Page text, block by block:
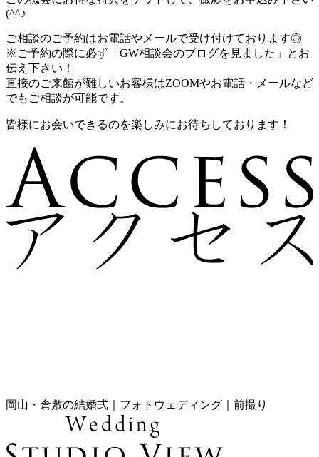
(^^♪
ご相談のご予約はお電話やメールで受け付けております◎
※ご予約の際に必ず「GW相談会のブログを見ました」とお
伝え下さい！
直接のご来館が難しいお客様はZOOMやお電話・メールなど
でもご相談が可能です。
皆様にお会いできるのを楽しみにお待ちしております！
岡山・倉敷の結婚式｜フォトウェディング｜前撮り